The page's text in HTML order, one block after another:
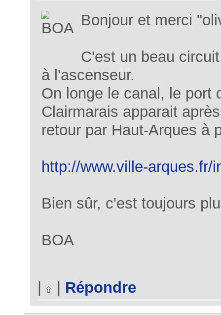
Bonjour et merci
C'est un beau
à l'ascenseur.
On longe le canal, le port
Clairmarais apparait
retour par Haut-Arques à
http://www.ville-
Bien sûr, c'est toujours
BOA
Répondre